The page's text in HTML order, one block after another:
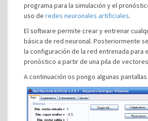
programa para la simulación y el
uso de redes neuronales artificiales.
El software permite crear y entrenar
básica de red neuronal. Posteriormente
la configuración de la red entrenada para
pronóstico a partir de una pila de
A continuación os pongo algunas